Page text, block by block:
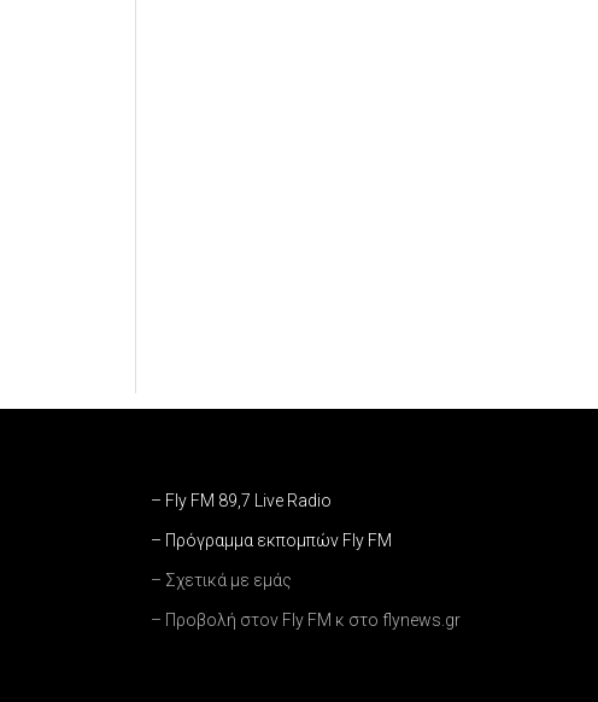
– Fly FM 89,7 Live Radio
– Πρόγραμμα εκπομπών Fly FM
– Σχετικά με εμάς
– Προβολή στον Fly FM κ στο flynews.gr